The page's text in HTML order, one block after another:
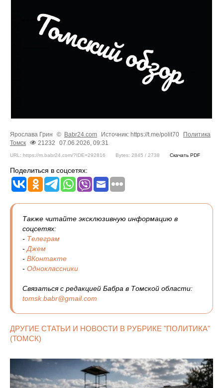
Ярослава Грин © Babr24.com Источник: https://t.me/polit70
Политика
Томск
21232 07.06.2026, 09:31
URL: https://m.babr24.com/?IDE=292816 Bytes: 2845 / 2738 Скачать PDF
Поделиться в соцсетях:
Также читайте эксклюзивную информацию в
соцсетях:
- Телеграм
-Джем
- ВКонтакте
- Одноклассники
Связаться с редакцией Бабра в Томской области:
tomsk.babr@gmail.com
ДРУГИЕ СТАТЬИ И НОВОСТИ В РУБРИКЕ "ПОЛИТИКА"
(ТОМСК)